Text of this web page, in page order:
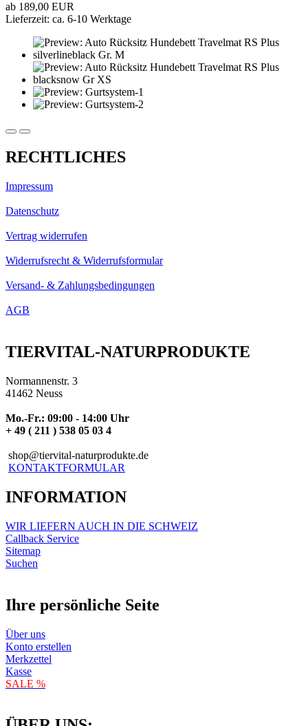
ab 189,00 EUR
Lieferzeit: ca. 6-10 Werktage
RECHTLICHES
Impressum
Datenschutz
Vertrag widerrufen
Widerrufsrecht & Widerrufsformular
Versand- & Zahlungsbedingungen
AGB
TIERVITAL-NATURPRODUKTE
Normannenstr. 3
41462 Neuss
Mo.-Fr.: 09:00 - 14:00 Uhr
+ 49 ( 211 ) 538 05 03 4
shop@tiervital-naturprodukte.de
KONTAKTFORMULAR
INFORMATION
WIR LIEFERN AUCH IN DIE SCHWEIZ
Callback Service
Sitemap
Suchen
Ihre persönliche Seite
Über uns
Konto erstellen
Merkzettel
Kasse
SALE %